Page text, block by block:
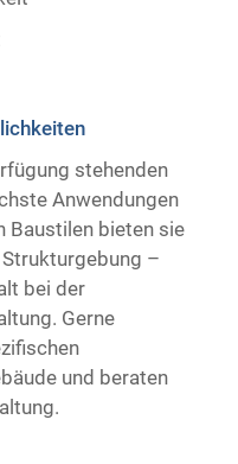
stehenden
Anwendungen
Baustilen bieten sie
–
bei der
Gerne
und beraten